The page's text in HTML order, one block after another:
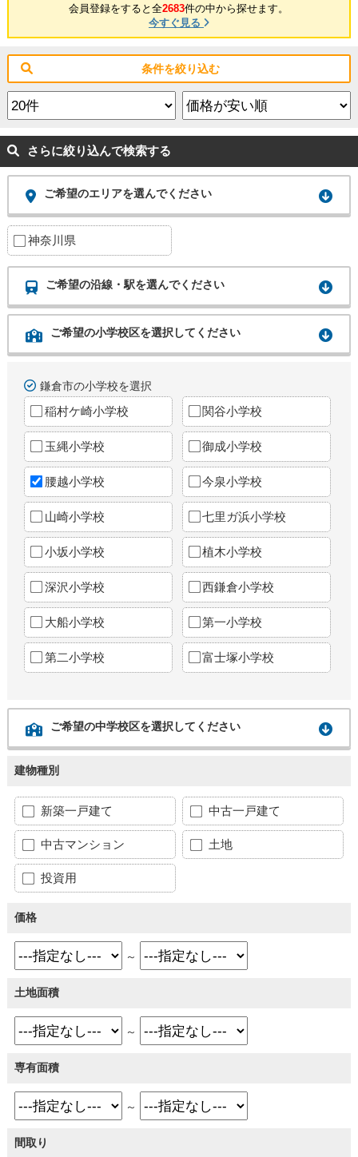
会員登録をすると全2683件の中から探せます。
今すぐ見る
条件を絞り込む
さらに絞り込んで検索する
ご希望のエリアを選んでください
神奈川県
ご希望の沿線・駅を選んでください
ご希望の小学校区を選択してください
鎌倉市の小学校を選択
稲村ケ崎小学校 関谷小学校
玉縄小学校 御成小学校
腰越小学校 今泉小学校
山崎小学校 七里ガ浜小学校
小坂小学校 植木小学校
深沢小学校 西鎌倉小学校
大船小学校 第一小学校
第二小学校 富士塚小学校
ご希望の中学校区を選択してください
建物種別
新築一戸建て 中古一戸建て
中古マンション 土地
投資用
価格
～
土地面積
～
専有面積
～
間取り